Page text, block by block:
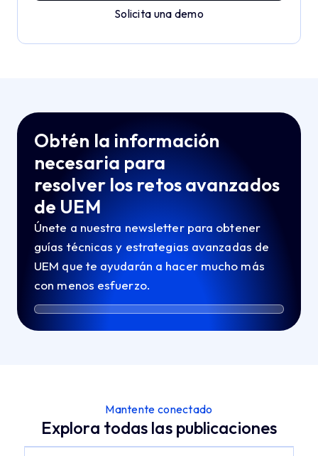
Solicita una demo
Obtén la información
necesaria para
resolver los retos avanzados
de UEM
Únete a nuestra newsletter para obtener
guías técnicas y estrategias avanzadas de
UEM que te ayudarán a hacer mucho más
con menos esfuerzo.
Mantente conectado
Explora todas las publicaciones